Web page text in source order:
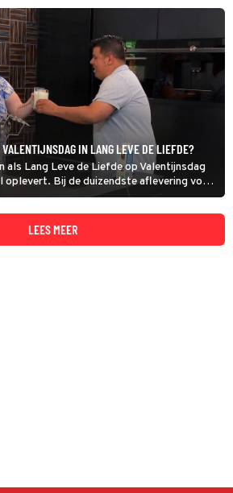
VALENTIJNSDAG IN LANG LEVE DE LIEFDE?
als Lang Leve de Liefde op Valentijnsdag
oplevert. Bij de duizendste aflevering vorig
dat uit het liefdesexperiment al ruim 160
LEES MEER